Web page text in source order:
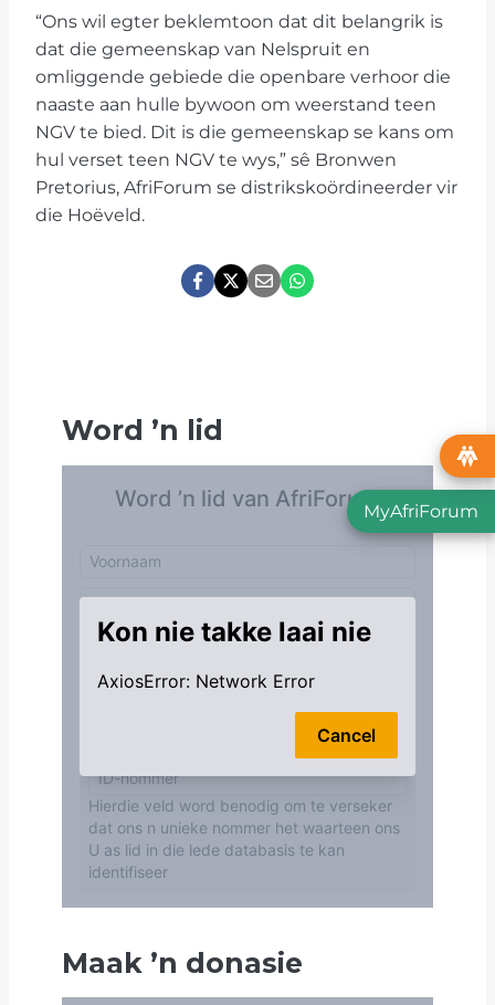
“Ons wil egter beklemtoon dat dit belangrik is
dat die gemeenskap van Nelspruit en
omliggende gebiede die openbare verhoor die
naaste aan hulle bywoon om weerstand teen
NGV te bied. Dit is die gemeenskap se kans om
hul verset teen NGV te wys,” sê Bronwen
Pretorius, AfriForum se distrikskoördineerder vir
die Hoëveld.
Word ’n lid
Maak ’n donasie
MyAfriForum